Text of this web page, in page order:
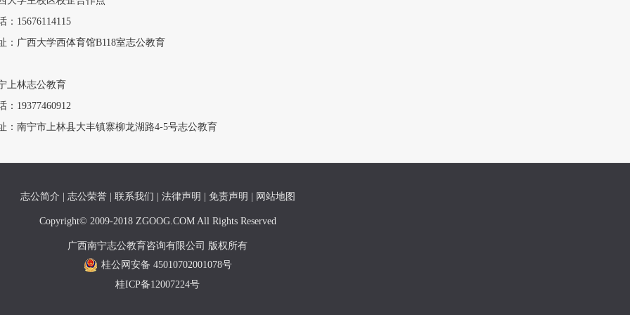
：15676114115
：广西大学西体育馆B118室志公教育
上林志公教育
：19377460912
：南宁市上林县大丰镇寨柳龙湖路4-5号志公教育
志公简介 志公荣誉| 联系我们 法律声明 免责声明 网站地图
Copyright© 2009-2018 ZGOOG.COM All Rights Reserved
广西南宁志公教育咨询有限公司 版权所有
桂公网安备 45010702001078号
桂ICP备12007224号